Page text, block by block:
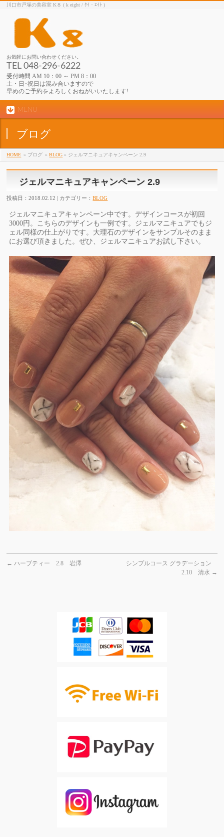
川口市戸塚の美容室 K８ ( k eight / ｹｲ・ｴｲﾄ )
お気軽にお問い合わせください。
TEL 048-296-6222
受付時間 AM 10：00 ～ PM 8：00
土・日･祝日は混み合いますので
早めのご予約をよろしくおねがいいたします!
MENU
ブログ
HOME » ブログ »BLOG » ジェルマニキュアキャンペーン 2.9
ジェルマニキュアキャンペーン 2.9
投稿日：2018.02.12 | カテゴリー：BLOG
ジェルマニキュアキャンペーン中です。デザインコースが初回
3000円。こちらのデザインも一例です。 ジェルマニキュアでもジ
ェル同様の仕上がりです。 大理石のデザインをサンプルそのまま
にお選び頂きました。ぜひ、 ジェルマニキュアお試し下さい。
← ハーブティー 2.8 岩澤
シンプルコース グラデーション
2.10 清水 →